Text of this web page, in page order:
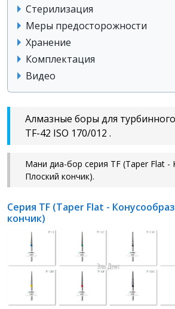
Стерилизация
Меры предосторожности
Хранение
Комплектация
Видео
Алмазные боры для
TF-42 ISO 170/012 .
Мани диа-бор серия TF (Taper Flat -
Плоский кончик).
Серия TF (Taper Flat -
кончик)